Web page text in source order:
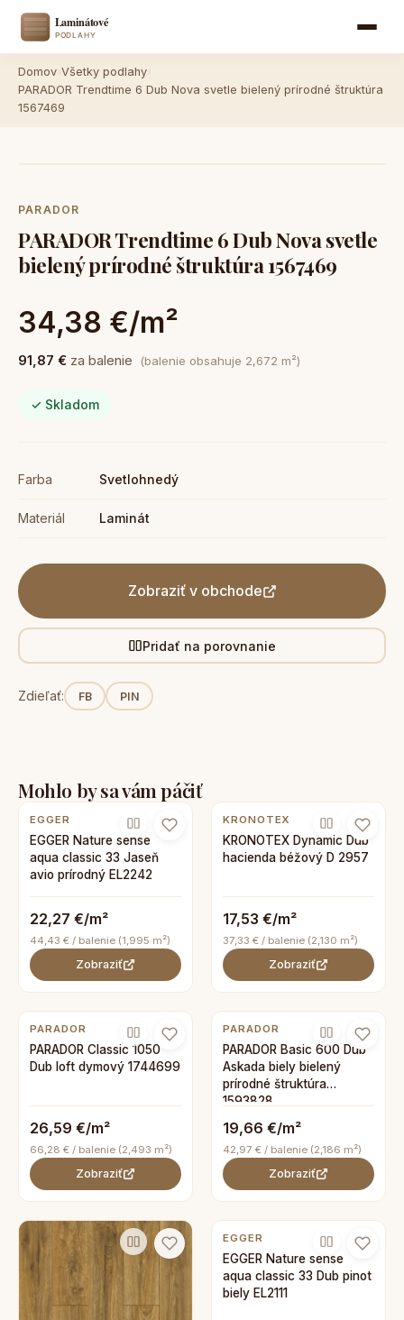
Domov Všetky podlahy
PARADOR Trendtime 6 Dub Nova svetle bielený prírodné štruktúra
1567469
PARADOR
PARADOR Trendtime 6 Dub Nova svetle
bielený prírodné štruktúra 1567469
34,38 €/m²
91,87 € za balenie (balenie obsahuje 2,672 m²)
✓ Skladom
Farba Svetlohnedý
Materiál Laminát
Zobraziť v obchode
Pridať na porovnanie
Zdieľať: FB PIN
Mohlo by sa vám páčiť
EGGER
EGGER Nature sense
aqua classic 33 Jaseň
avio prírodný EL2242
22,27 €/m²
44,43 € / balenie (1,995 m²)
Zobraziť
KRONOTEX
KRONOTEX Dynamic Dub
hacienda béžový D 2957
17,53 €/m²
37,33 € / balenie (2,130 m²)
Zobraziť
PARADOR
PARADOR Classic 1050
Dub loft dymový 1744699
26,59 €/m²
66,28 € / balenie (2,493 m²)
Zobraziť
PARADOR
PARADOR Basic 600 Dub
Askada biely bielený
prírodné štruktúra
1593828
19,66 €/m²
42,97 € / balenie (2,186 m²)
Zobraziť
EGGER
EGGER Nature sense
aqua classic 33 Dub pinot
biely EL2111